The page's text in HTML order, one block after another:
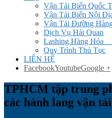
Vận Tải Biển Quốc
Vận Tải Biển Nội
Vận Tải Đường
Dịch Vụ Hải Quan
Lashing Hàng Hóa
Quy Trình Thủ Tục
LIÊN HỆ
FacebookYoutubeGoogle +
TPHCM tập trung
các hành lang vận